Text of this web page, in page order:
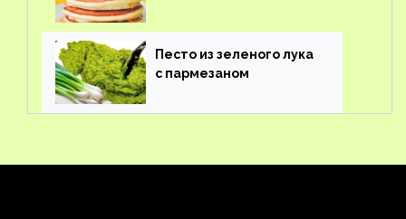
Песто из зеленого лука
с пармезаном